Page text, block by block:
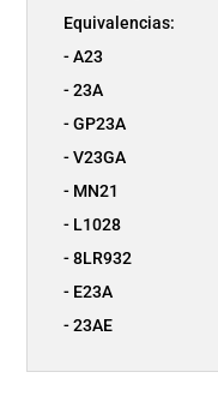
Equivalencias:
- A23
- 23A
- GP23A
- V23GA
- MN21
- L1028
- 8LR932
- E23A
- 23AE